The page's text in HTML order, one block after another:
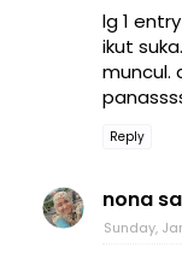
lg 1
ikut
muncul.
Reply
nona
Sunday,